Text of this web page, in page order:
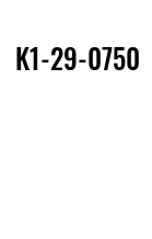
K1-29-0750
K1-29-0750